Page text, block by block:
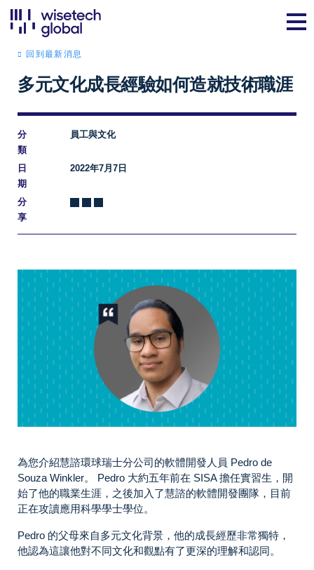
回到最新消息
多元文化成長經驗如何造就技術職涯
分
類
員工與文化
日
期
2022年7月7日
分
享
為您介紹慧諮環球瑞士分公司的軟體開發人員 Pedro de
Souza Winkler。 Pedro 大約五年前在 SISA 擔任實習生，開
始了他的職業生涯，之後加入了慧諮的軟體開發團隊，目前
正在攻讀應用科學學士學位。
Pedro 的父母來自多元文化背景，他的成長經歷非常獨特，
他認為這讓他對不同文化和觀點有了更深的理解和認同。